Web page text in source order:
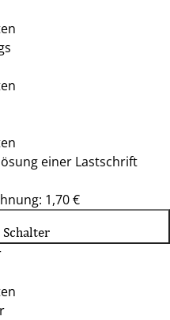
einer Lastschrift
1,70 €
Schalter